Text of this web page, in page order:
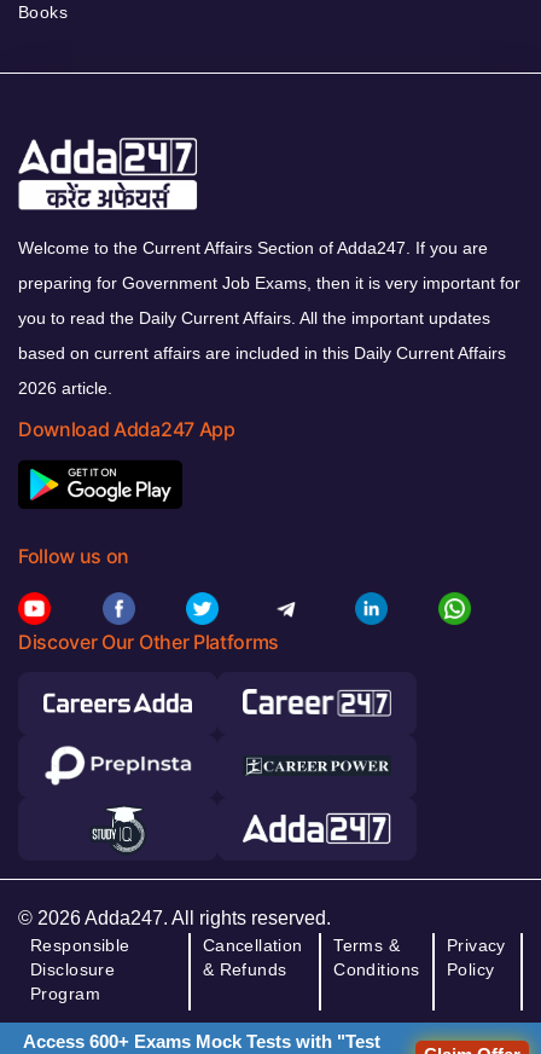
Books
Welcome to the Current Affairs Section of Adda247. If you are
preparing for Government Job Exams, then it is very important for
you to read the Daily Current Affairs. All the important updates
based on current affairs are included in this Daily Current Affairs
2026 article.
Download Adda247 App
Follow us on
Discover Our Other Platforms
© 2026 Adda247. All rights reserved.
Responsible
Disclosure
Program
Cancellation
& Refunds
Terms &
Conditions
Privacy
Policy
Access 600+ Exams Mock Tests with "Test